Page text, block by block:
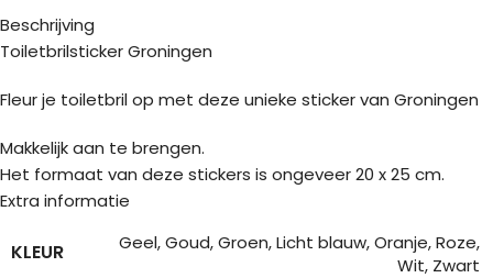
Beschrijving
Toiletbrilsticker Groningen
Fleur je toiletbril op met deze unieke sticker van Groningen
Makkelijk aan te brengen.
Het formaat van deze stickers is ongeveer 20 x 25 cm.
Extra informatie
KLEUR Geel,Goud,Groen,Licht blauw,Oranje,Roze,
Wit, Zwart